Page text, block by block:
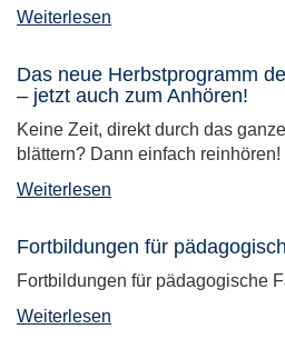
Weiterlesen
Das neue Herbstprogramm
– jetzt auch zum Anhören!
Keine Zeit, direkt durch das
blättern? Dann einfach
Weiterlesen
Fortbildungen für
Fortbildungen für pädagogische
Weiterlesen